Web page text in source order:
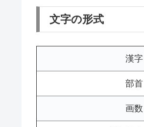
文字の形式
漢字
部首
画数